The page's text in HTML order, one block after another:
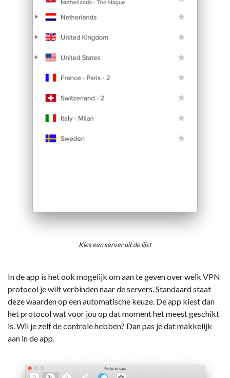
Kies een server uit de lijst
In de app is het ook mogelijk om aan te geven over welk VPN
protocol je wilt verbinden naar de servers. Standaard staat
deze waarden op een automatische keuze. De app kiest dan
het protocol wat voor jou op dat moment het meest geschikt
is. Wil je zelf de controle hebben? Dan pas je dat makkelijk
aan in de app.